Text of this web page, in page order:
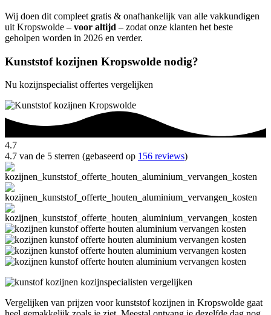
Wij doen dit compleet gratis & onafhankelijk van alle vakkundigen
uit Kropswolde – voor altijd – zodat onze klanten het beste
geholpen worden in 2026 en verder.
Kunststof kozijnen Kropswolde nodig?
Nu kozijnspecialist offertes vergelijken
4.7
4.7 van de 5 sterren (gebaseerd op 156 reviews)
Vergelijken van prijzen voor kunststof kozijnen in Kropswolde gaat